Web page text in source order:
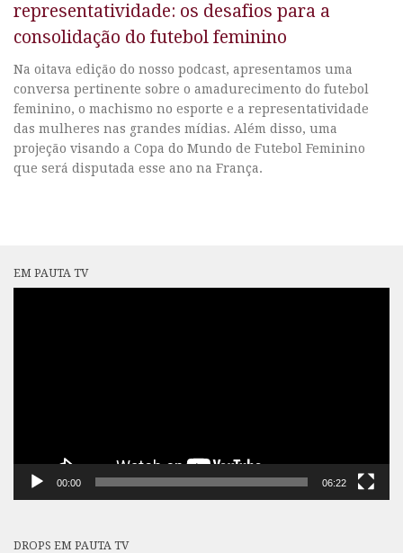
representatividade: os desafios para a
consolidação do futebol feminino
Na oitava edição do nosso podcast, apresentamos uma
conversa pertinente sobre o amadurecimento do futebol
feminino, o machismo no esporte e a representatividade
das mulheres nas grandes mídias. Além disso, uma
projeção visando a Copa do Mundo de Futebol Feminino
que será disputada esse ano na França.
EM PAUTA TV
00:00 06:22
DROPS EM PAUTA TV